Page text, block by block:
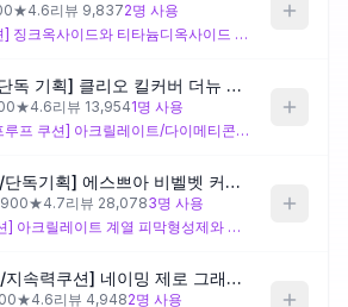
Login
★4.6리뷰 9,8372명 사용
[미네랄 선쿠션] 징크옥사이드와 티타늄디옥사이드 기반의 물리적 UV 차단 시스템에 트라이메틸실록시실리케이트가 더해져 SPF50+ PA++++의 선크림 역할과 워터레지스턴트 설계가 동시에 읽히는 구성이에요. 다만 '파데프리' 콘셉트로 커버보다는 톤업 마감에 초점이 맞춰져 있어, 묻어남 방지보다 커버력을 우선시하는 분께는 아쉬울 수 있어요.
[NO.1 쿠션/단독 기획] 클리오 킬커버 더뉴 파운웨어 쿠션
★4.6리뷰 13,9541명 사용
[고커버 워터프루프 쿠션] 아크릴레이트/다이메티콘코폴리머 피막형성제와 실리카·폴리메틸실세스퀴옥세인 조합으로, 밀착 지속력과 묻어남 방지에 중점을 둔 성분 구성이에요. 화학적 자외선 차단제(에칠헥실메톡시신나메이트, 에칠헥실살리실레이트)가 포함되어 있어 민감성 피부라면 사전에 확인이 필요하고, 실리콘 함량이 높아 가벼운 질감보다는 밀착감 위주의 마감으로 읽혀요.
[3월 올영픽/단독기획] 에스쁘아 비벨벳 커버쿠션 SPF42 PA++ (리필+컨실러 동일홋수 증정)
★4.7리뷰 28,0783명 사용
[벨벳 매트 쿠션] 아크릴레이트 계열 피막형성제와 비닐다이메티콘/메티콘실세스퀴옥세인크로스폴리머 조합으로 벨벳감 마감과 밀착 지속력을 설계 의도로 읽을 수 있어요. 단, SPF42 PA++로 이번 비교군 중 자외선 차단 스펙이 가장 낮아, 선크림 역할까지 기대한다면 기대치와 다를 수 있어요.
[매끈결쿠션/지속력쿠션] 네이밍 제로 그래비티 커버 업 쿠션 기획(본품+리필)
★4.6리뷰 4,9482명 사용